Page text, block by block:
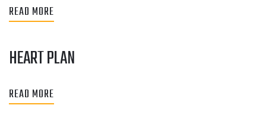
READ MORE
HEART PLAN
READ MORE